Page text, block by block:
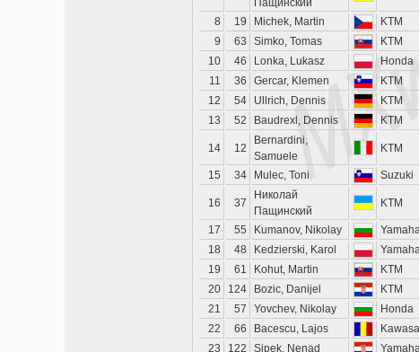
Пащинский
8 19 Michek, Martin KTM
9
63 Simko, Tomas KTM
10
46 Lonka, Lukasz Honda
11
36 Gercar, Klemen KTM
12
54 Ullrich, Dennis KTM
13
52 Baudrexl, Dennis KTM
14 12
Bernardini,
Samuele
KTM
15 34 Mulec, Toni Suzuki
16 37
Николай
Пащинский
KTM
17 55 Kumanov, Nikolay
18
48 Kedzierski, Karol
19
61 Kohut, Martin KTM
20
124 Bozic, Danijel KTM
21
57 Yovchev, Nikolay Honda
22
66 Bacescu, Lajos
23
122 Sipek, Nenad